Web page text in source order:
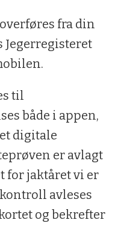
fra din
Jegerregisteret
til
både i appen,
digitale
er avlagt
for jaktåret vi er
avleses
og bekrefter